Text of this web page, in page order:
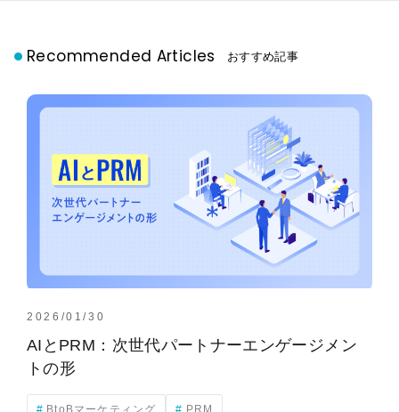
Recommended Articles おすすめ記事
2026/01/30
AIとPRM：次世代パートナーエンゲージメン
トの形